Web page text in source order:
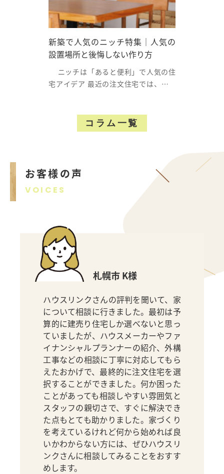
新築で人気のニッチ特集｜人気の
設置場所と後悔しない作り方
ニッチは「あると便利」で人気の住
宅アイデア 最近の注文住宅では、「ニ
コラム一覧
お客様の声
VOICES
札幌市 K様
ハウスリンクさんの評判を聞いて、家
について相談に行きました。最初は予
算的に建売り住宅しか選べないと思っ
ていましたが、ハウスメーカーやファ
イナンシャルプランナーの紹介、外構
工事などの相談に丁寧に対応してもら
えたおかげで、最終的に注文住宅を選
択することができました。何か困った
ことがあっても相談しやすい雰囲気と
スタッフの親切さで、すぐに解決でき
た点もとても助かりました。家づくり
を考えているけれど何から始めれば良
いかわからない方には、ぜひハウスリ
ンクさんに相談してみることをおすす
めします。